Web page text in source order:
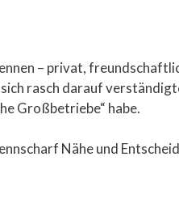
– privat,
rasch darauf
Großbetriebe“ habe.
Nähe und